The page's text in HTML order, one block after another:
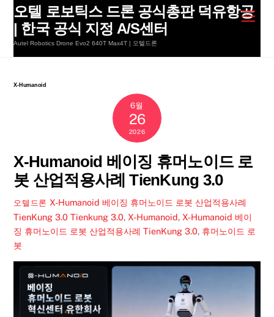
Skip
content
오텔 로보틱스 드론 공식총판 덕유항공
| 한국 공식 지정 A/S센터
Autel Robotics Drone Evo2 640T Max4T | 오텔드론
X-Humanoid
6월
26
2026
X-Humanoid 베이징 휴머노이드 로
봇 산업적용사례 TienKung 3.0
오텔드론 X-Humanoid 베이징 휴머노이드 로봇 산업적용사례
TienKung 3.0 Tienkung 3.0, X-Humanoid, X-Humanoid 베이
징 휴머노이드 로봇 산업적용사례 TienKung 3.0, 휴머노이드 로
봇